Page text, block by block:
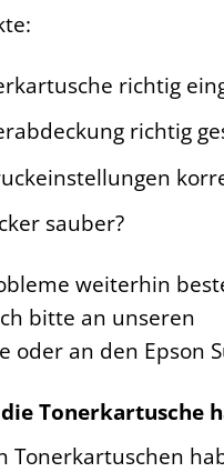
richtig
richtig
sauber?
weiterhin
bitte an unseren
oder an den Epson
Tonerkartusche
Tonerkartuschen